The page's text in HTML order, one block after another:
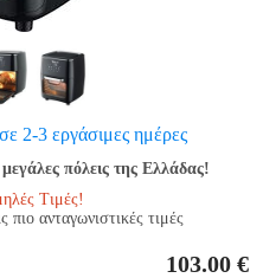
2-3 εργάσιμες ημέρες
πόλεις της Ελλάδας!
Τιμές!
ανταγωνιστικές τιμές
103.00 €